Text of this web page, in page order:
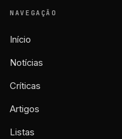
NAVEGAÇÃO
Início
Notícias
Críticas
Artigos
Listas